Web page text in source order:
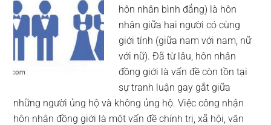
hôn nhân bình đẳng) là hôn
nhân giữa hai người có cùng
giới tính (giữa nam với nam, nữ
với nữ). Đã từ lâu, hôn nhân
đồng giới là vấn đề còn tồn tại
sự tranh luận gay gắt giữa
những người ủng hộ và không ủng hộ. Việc công nhận
hôn nhân đồng giới là một vấn đề chính trị, xã hội, văn